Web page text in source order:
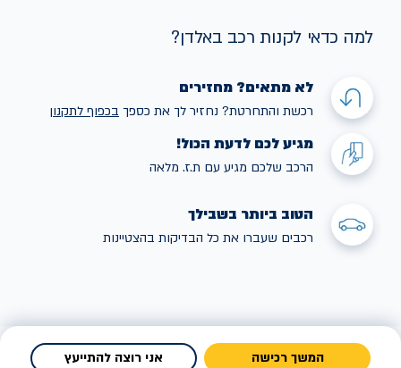
למה כדאי לקנות רכב באלדן?
לא מתאים? מחזירים
רכשת והתחרטת? נחזיר לך את כספך בכפוף לתקנון
מגיע לכם לדעת הכול!
הרכב שלכם מגיע עם ת.ז. מלאה
הטוב ביותר בשבילך
רכבים שעברו את כל הבדיקות בהצטיינות
המשך רכישה אני רוצה להתייעץ